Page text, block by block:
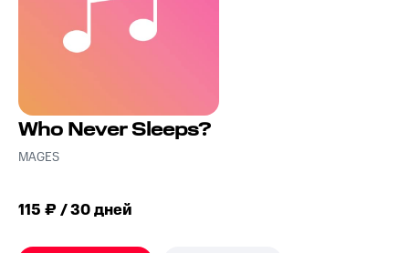
Who Never Sleeps?
MAGES
115 ₽ / 30 дней